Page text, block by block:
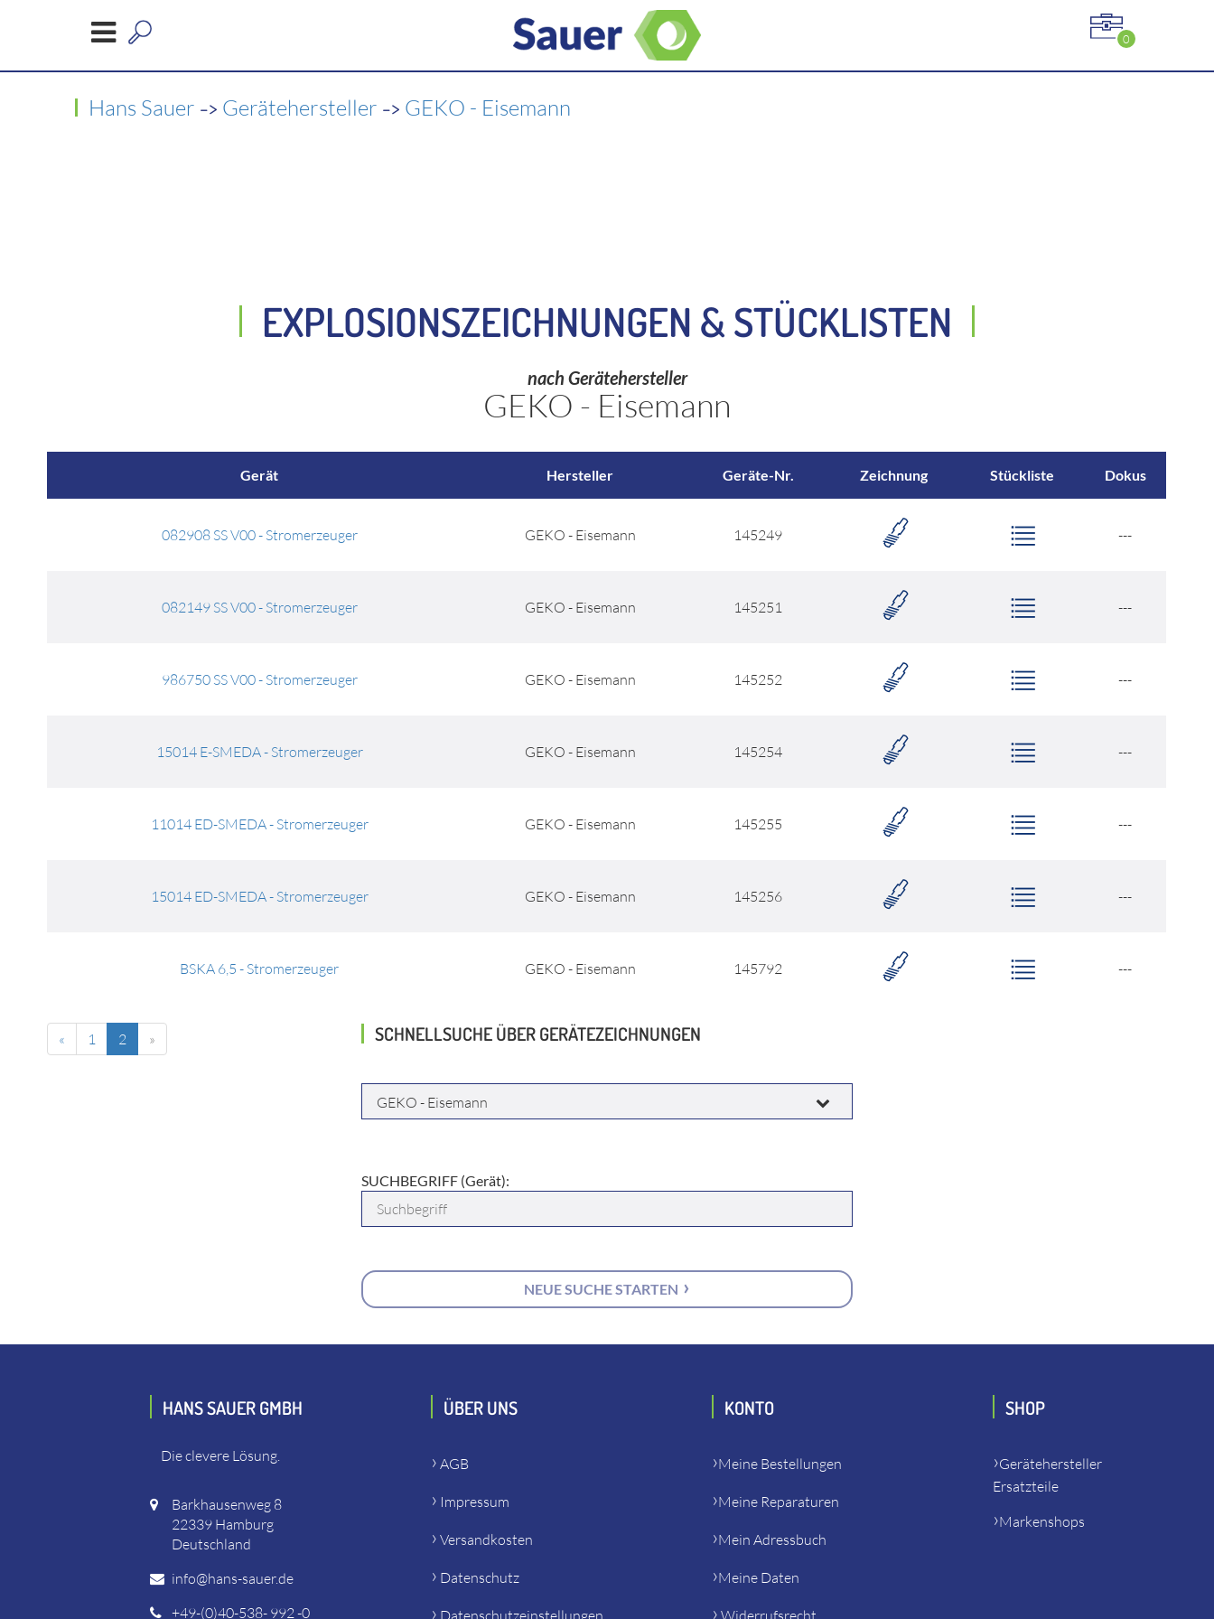
0
Hans Sauer -> Gerätehersteller -> GEKO - Eisemann
EXPLOSIONSZEICHNUNGEN & STÜCKLISTEN
nach Gerätehersteller
GEKO - Eisemann
Gerät Hersteller Geräte-Nr. Zeichnung Stückliste Dokus
082908 SS V00 - Stromerzeuger GEKO - Eisemann 145249 ---
082149 SS V00 - Stromerzeuger GEKO - Eisemann 145251 ---
986750 SS V00 - Stromerzeuger GEKO - Eisemann 145252 ---
15014 E-SMEDA - Stromerzeuger GEKO - Eisemann 145254 ---
11014 ED-SMEDA - Stromerzeuger GEKO - Eisemann 145255 ---
15014 ED-SMEDA - Stromerzeuger GEKO - Eisemann 145256 ---
BSKA 6,5 - Stromerzeuger GEKO - Eisemann 145792 ---
« 1 2 » SCHNELLSUCHE ÜBER GERÄTEZEICHNUNGEN
HERSTELLER:
SUCHBEGRIFF (Gerät):
NEUE SUCHE STARTEN
HANS SAUER GMBH
Die clevere Lösung.
Barkhausenweg 8
22339 Hamburg
Deutschland
info@hans-sauer.de
+49-(0)40-538- 992 -0
ÜBER UNS
AGB
Impressum
Versandkosten
Datenschutz
Datenschutzeinstellungen
KONTO
Meine Bestellungen
Meine Reparaturen
Mein Adressbuch
Meine Daten
Widerrufsrecht
SHOP
Gerätehersteller
Ersatzteile
Markenshops